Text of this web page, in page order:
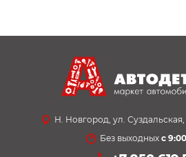
Н. Новгород, ул.
Без выходных с